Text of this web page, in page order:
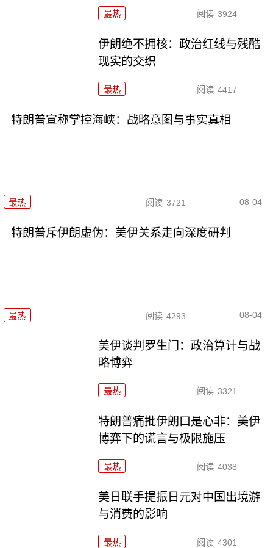
最热 阅读 3924
伊朗绝不拥核：政治红线与残酷
现实的交织
最热 阅读 4417
特朗普宣称掌控海峡：战略意图与事实真相
最热 阅读 3721 08-04
特朗普斥伊朗虚伪：美伊关系走向深度研判
最热 阅读 4293 08-04
美伊谈判罗生门：政治算计与战
略博弈
最热 阅读 3321
特朗普痛批伊朗口是心非：美伊
博弈下的谎言与极限施压
最热 阅读 4038
美日联手提振日元对中国出境游
与消费的影响
最热 阅读 4301